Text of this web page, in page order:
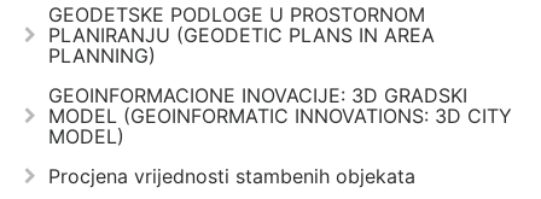
GEODETSKE PODLOGE U PROSTORNOM
PLANIRANJU (GEODETIC PLANS IN AREA
PLANNING)
GEOINFORMACIONE INOVACIJE: 3D GRADSKI
MODEL (GEOINFORMATIC INNOVATIONS: 3D CITY
MODEL)
Procjena vrijednosti stambenih objekata